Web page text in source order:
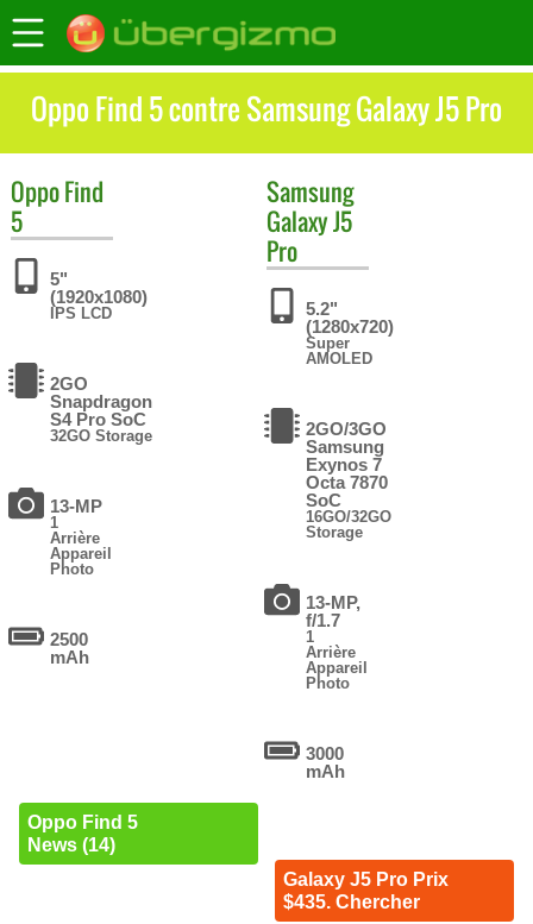
Oppo Find 5 contre Samsung Galaxy J5 Pro
OppoFind
5
5"
(1920x1080)
IPS LCD
2GO
Snapdragon
S4 Pro SoC
32GO Storage
13-MP
1
Arrière
Appareil
Photo
2500
mAh
Oppo Find 5
News (14)
Samsung
Galaxy J5
Pro
5.2"
(1280x720)
Super
AMOLED
2GO/3GO
Samsung
Exynos 7
Octa 7870
SoC
16GO/32GO
Storage
13-MP,
f/1.7
1
Arrière
Appareil
Photo
3000
mAh
Galaxy J5 Pro Prix
$435. Chercher